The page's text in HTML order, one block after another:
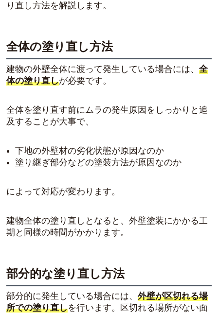
り直し方法を解説します。
全体の塗り直し方法
建物の外壁全体に渡って発生している場合には、全
体の塗り直しが必要です。
全体を塗り直す前にムラの発生原因をしっかりと追
及することが大事で、
下地の外壁材の劣化状態が原因なのか
塗り継ぎ部分などの塗装方法が原因なのか
によって対応が変わります。
建物全体の塗り直しとなると、外壁塗装にかかる工
期と同様の時間がかかります。
部分的な塗り直し方法
部分的に発生している場合には、外壁が区切れる場
所での塗り直しを行います。区切れる場所がない面